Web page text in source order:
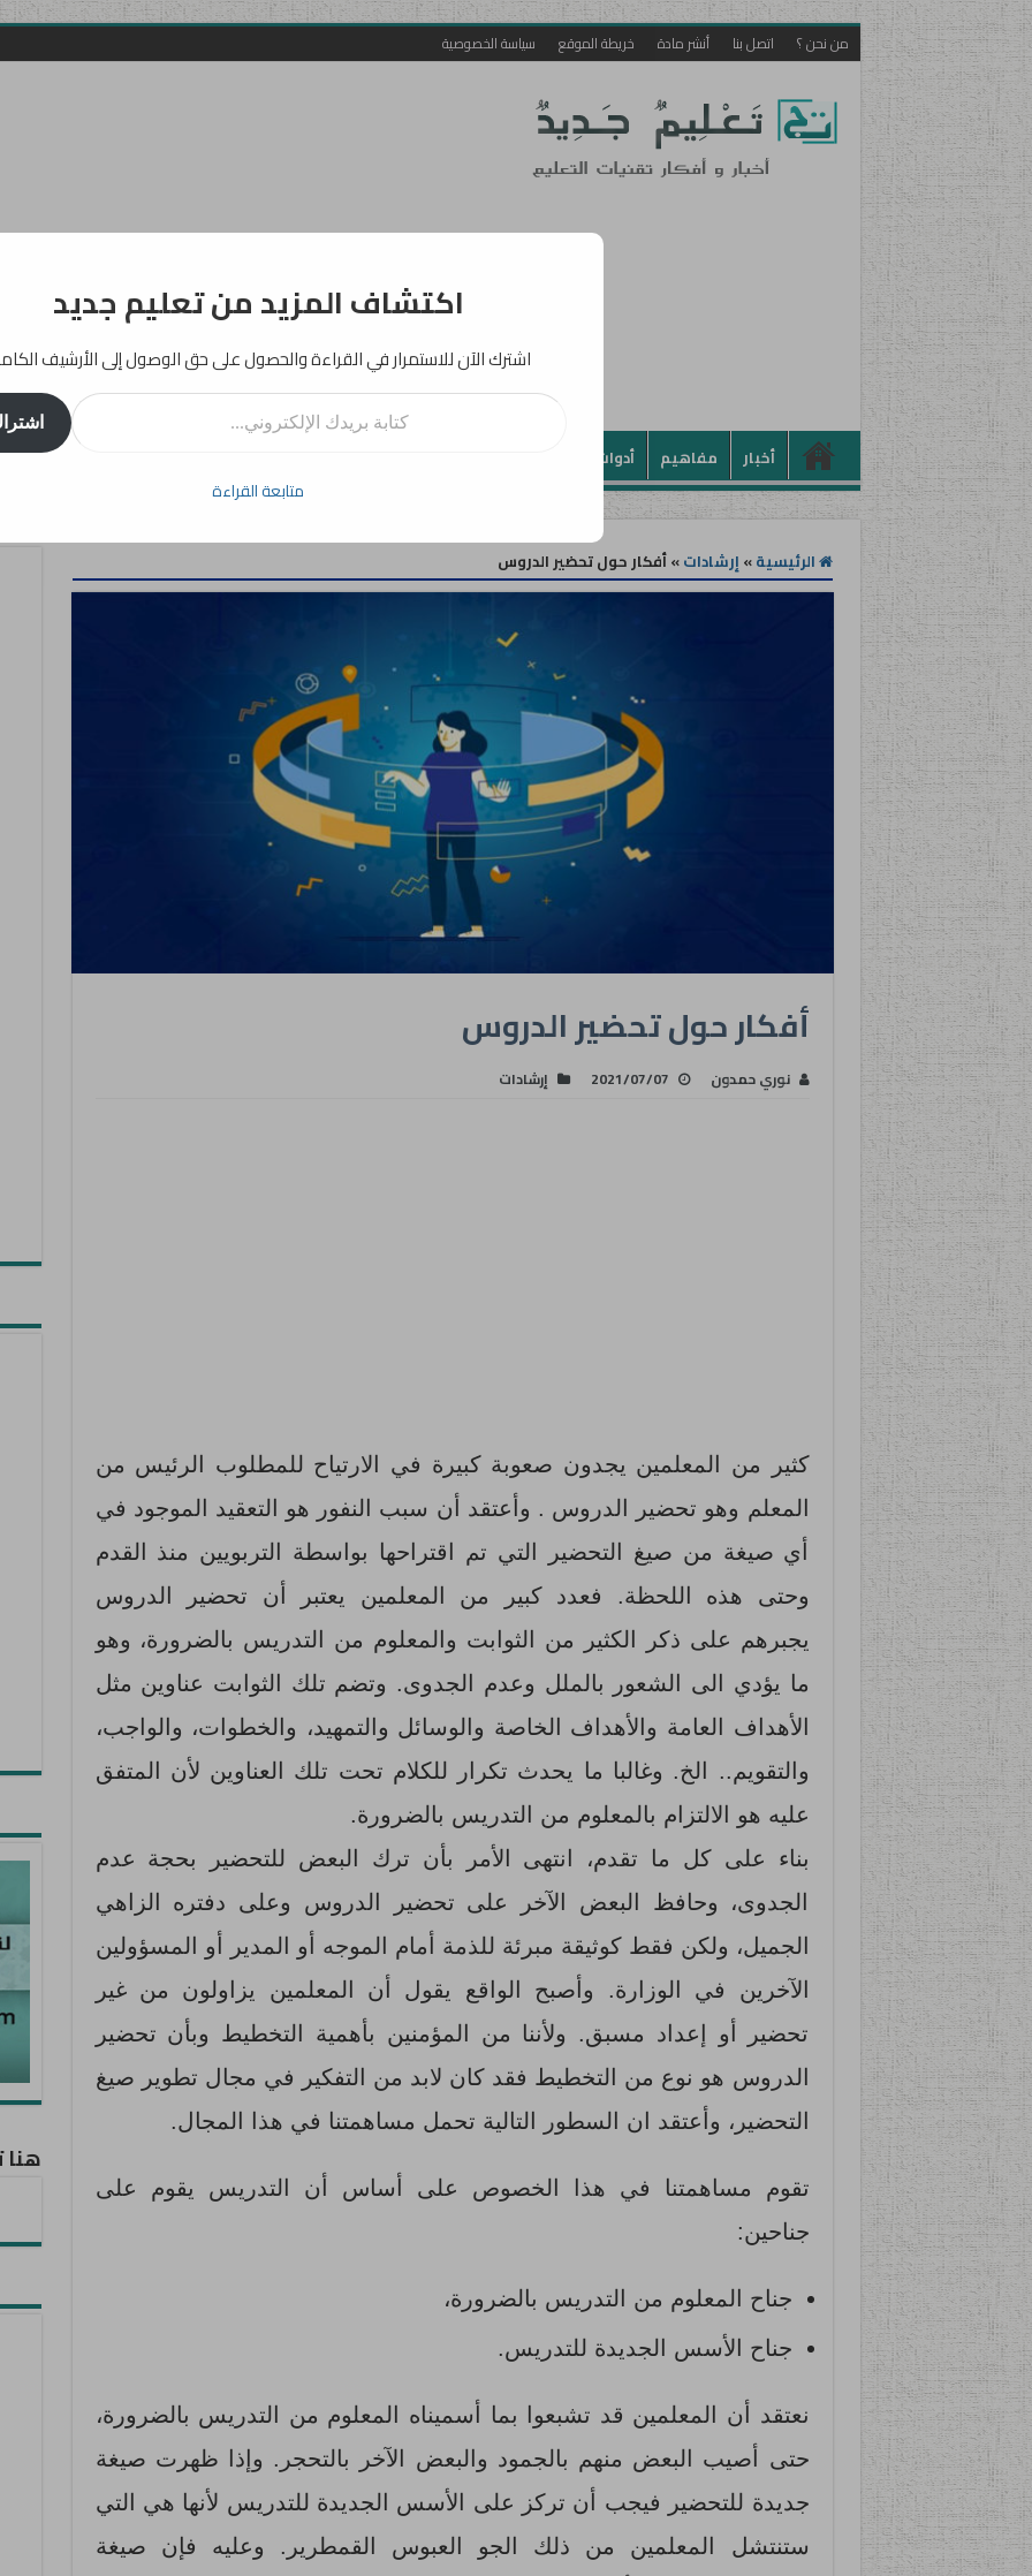
من نحن ؟ اتصل بنا أنشر مادة خريطة الموقع سياسة الخصوصية
أخبار مفاهيم أدوات بيداغوجيا
الرئيسية» إرشادات»أفكار حول تحضير الدروس
أفكار حول تحضير الدروس
نوري حمدون 2021/07/07 إرشادات
كثير من المعلمين يجدون صعوبة كبيرة في الارتياح للمطلوب الرئيس من
المعلم وهو تحضير الدروس . وأعتقد أن سبب النفور هو التعقيد الموجود في
أي صيغة من صيغ التحضير التي تم اقتراحها بواسطة التربويين منذ القدم
وحتى هذه اللحظة. فعدد كبير من المعلمين يعتبر أن تحضير الدروس
يجبرهم على ذكر الكثير من الثوابت والمعلوم من التدريس بالضرورة، وهو
ما يؤدي الى الشعور بالملل وعدم الجدوى. وتضم تلك الثوابت عناوين مثل
الأهداف العامة والأهداف الخاصة والوسائل والتمهيد، والخطوات، والواجب،
والتقويم.. الخ. وغالبا ما يحدث تكرار للكلام تحت تلك العناوين لأن المتفق
عليه هو الالتزام بالمعلوم من التدريس بالضرورة.
بناء على كل ما تقدم، انتهى الأمر بأن ترك البعض للتحضير بحجة عدم
الجدوى، وحافظ البعض الآخر على تحضير الدروس وعلى دفتره الزاهي
الجميل، ولكن فقط كوثيقة مبرئة للذمة أمام الموجه أو المدير أو المسؤولين
الآخرين في الوزارة. وأصبح الواقع يقول أن المعلمين يزاولون من غير
تحضير أو إعداد مسبق. ولأننا من المؤمنين بأهمية التخطيط وبأن تحضير
الدروس هو نوع من التخطيط فقد كان لابد من التفكير في مجال تطوير صيغ
التحضير، وأعتقد ان السطور التالية تحمل مساهمتنا في هذا المجال.
تقوم مساهمتنا في هذا الخصوص على أساس أن التدريس يقوم على
جناحين:
جناح المعلوم من التدريس بالضرورة،
جناح الأسس الجديدة للتدريس.
نعتقد أن المعلمين قد تشبعوا بما أسميناه المعلوم من التدريس بالضرورة،
حتى أصيب البعض منهم بالجمود والبعض الآخر بالتحجر. وإذا ظهرت صيغة
جديدة للتحضير فيجب أن تركز على الأسس الجديدة للتدريس لأنها هي التي
ستنتشل المعلمين من ذلك الجو العبوس القمطرير. وعليه فإن صيغة
هنا
اكتشاف المزيد من تعليم جديد
اشترك الآن للاستمرار في القراءة والحصول على حق الوصول إلى الأرشيف
كتابة بريدك الإلكتروني...
متابعة القراءة